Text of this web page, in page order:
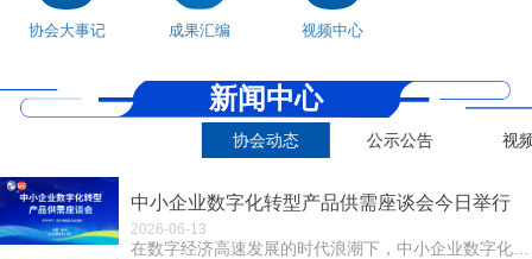
协会大事记 成果汇编 视频中心
新闻中心
协会动态 公示公告 视
中小企业数字化转型产品供需座谈会今日举行
2026-06-13